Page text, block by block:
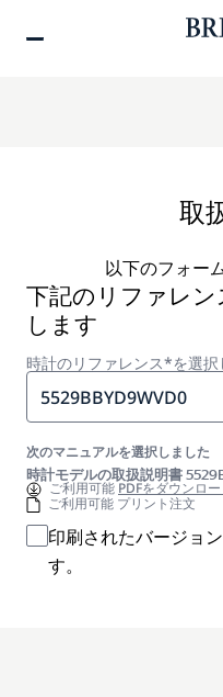
取
以下のフォー
下記のリファレ
します
時計のリファレンス*を選
5529BBYD9WVD0
次のマニュアルを選択しました
時計モデルの取扱説明書
ご利用可能PDFをダウンロ
ご利用可能 プリント注文
印刷されたバージョ
す。